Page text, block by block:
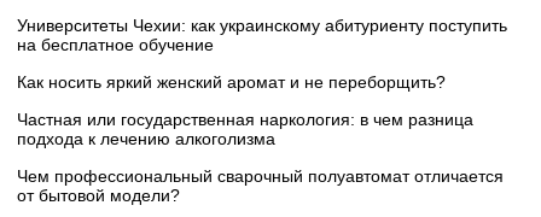
Университеты Чехии: как украинскому абитуриенту поступить
на бесплатное обучение
Как носить яркий женский аромат и не переборщить?
Частная или государственная наркология: в чем разница
подхода к лечению алкоголизма
Чем профессиональный сварочный полуавтомат отличается
от бытовой модели?